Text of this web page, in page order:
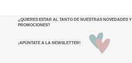
¿QUIERES ESTAR AL TANTO DE NUESTRAS NOVEDADES Y
PROMOCIONES?
¡APÚNTATE A LA NEWSLETTER!